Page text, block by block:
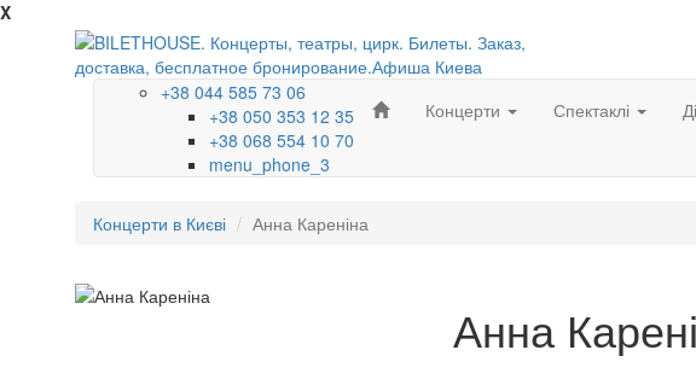
X
+38 044 585 73 06
+38 050 353 12 35
+38 068 554 10 70
menu_phone_3
Концерти Спектаклі
Концерти в Києві Анна Кареніна
Анна